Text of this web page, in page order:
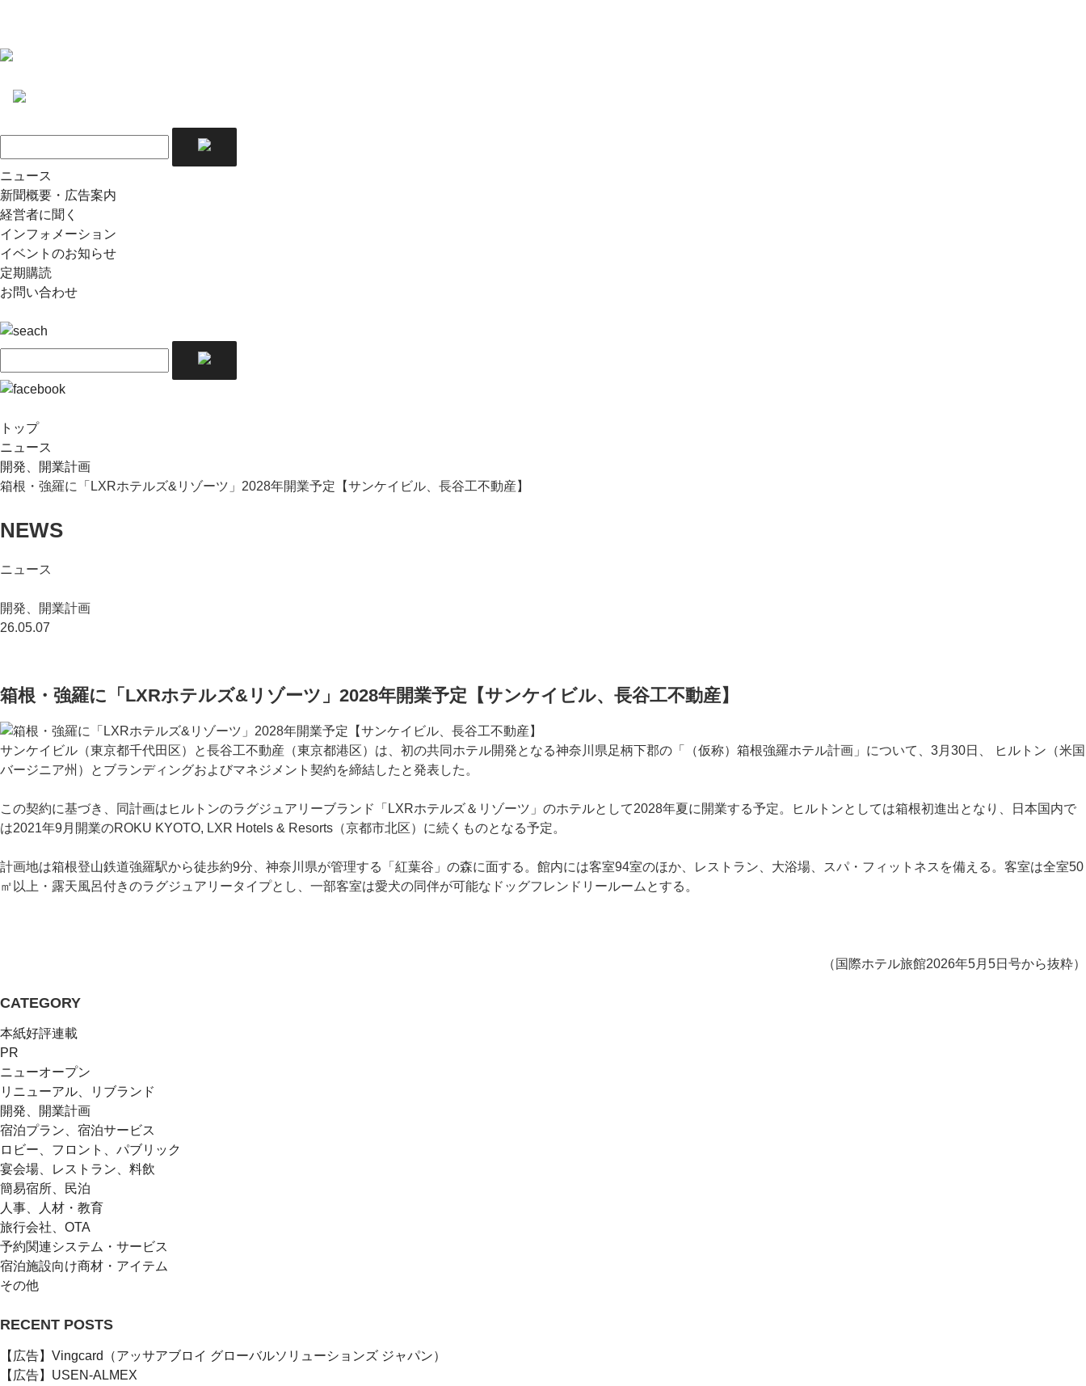
ニュース
新聞概要・広告案内
経営者に聞く
インフォメーション
イベントのお知らせ
定期購読
お問い合わせ
トップ
ニュース
開発、開業計画
箱根・強羅に「LXRホテルズ&リゾーツ」2028年開業予定【サンケイビル、長谷工不動産】
NEWS
ニュース
開発、開業計画
26.05.07
箱根・強羅に「LXRホテルズ&リゾーツ」2028年開業予定【サンケイビル、長谷工不動産】
サンケイビル（東京都千代田区）と長谷工不動産（東京都港区）は、初の共同ホテル開発となる神奈川県足柄下郡の「（仮称）箱根強羅ホテル計画」について、3月30日、 ヒルトン（米国
バージニア州）とブランディングおよびマネジメント契約を締結したと発表した。
この契約に基づき、同計画はヒルトンのラグジュアリーブランド「LXRホテルズ＆リゾーツ」のホテルとして2028年夏に開業する予定。ヒルトンとしては箱根初進出となり、日本国内で
は2021年9月開業のROKU KYOTO, LXR Hotels & Resorts（京都市北区）に続くものとなる予定。
計画地は箱根登山鉄道強羅駅から徒歩約9分、神奈川県が管理する「紅葉谷」の森に面する。館内には客室94室のほか、レストラン、大浴場、スパ・フィットネスを備える。客室は全室50
㎡以上・露天風呂付きのラグジュアリータイプとし、一部客室は愛犬の同伴が可能なドッグフレンドリールームとする。
（国際ホテル旅館2026年5月5日号から抜粋）
CATEGORY
本紙好評連載
PR
ニューオープン
リニューアル、リブランド
開発、開業計画
宿泊プラン、宿泊サービス
ロビー、フロント、パブリック
宴会場、レストラン、料飲
簡易宿所、民泊
人事、人材・教育
旅行会社、OTA
予約関連システム・サービス
宿泊施設向け商材・アイテム
その他
RECENT POSTS
【広告】Vingcard（アッサアブロイ グローバルソリューションズ ジャパン）
【広告】USEN-ALMEX